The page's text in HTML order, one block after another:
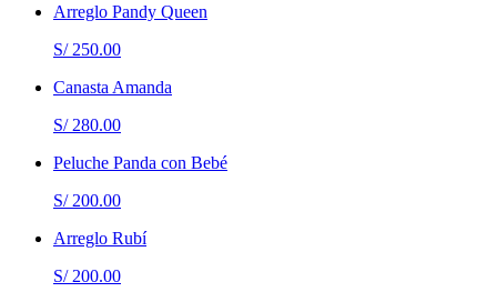
Arreglo Pandy Queen
S/ 250.00
Canasta Amanda
S/ 280.00
Peluche Panda con Bebé
S/ 200.00
Arreglo Rubí
S/ 200.00